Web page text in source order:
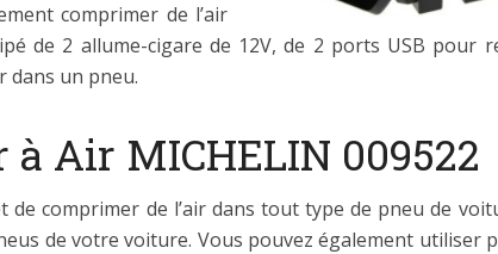
comprimer de l’air
de 2 allume-cigare de 12V, de 2 ports USB pour
dans un pneu.
Air MICHELIN 009522
comprimer de l’air dans tout type de pneu de
de votre voiture. Vous pouvez également utiliser